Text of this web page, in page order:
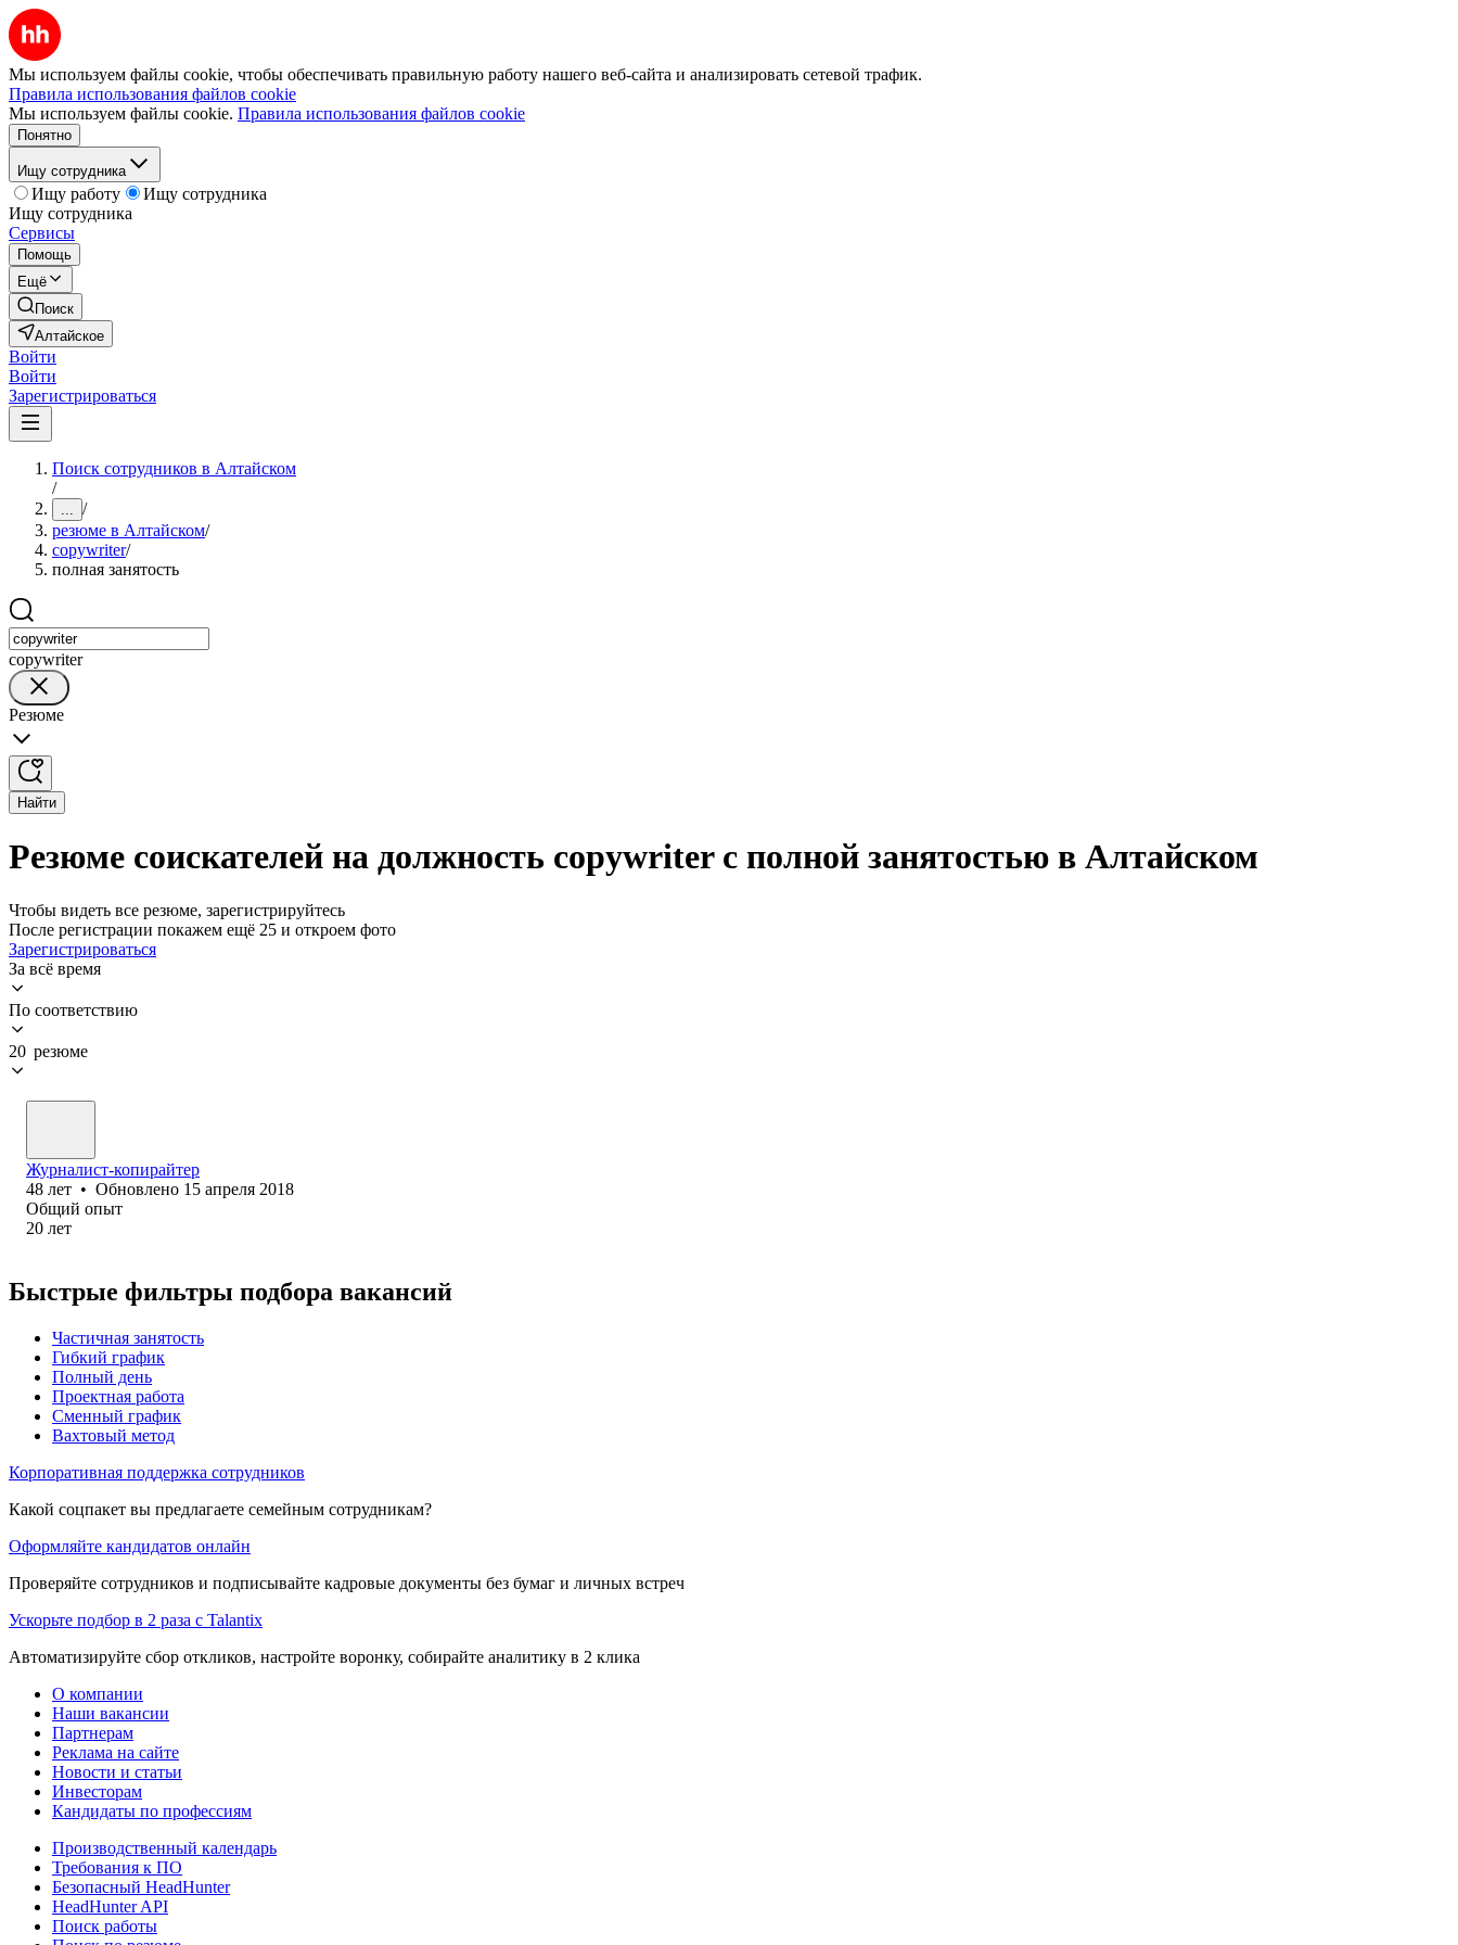
Мы используем файлы cookie, чтобы обеспечивать правильную работу нашего веб-сайта и анализировать сетевой трафик.
Правила использования файлов cookie
Мы используем файлы cookie. Правила использования файлов cookie
Понятно
Ищу сотрудника
Ищу работу
Ищу сотрудника
Ищу сотрудника
Сервисы
Помощь
Ещё
Поиск
Алтайское
Войти
Войти
Зарегистрироваться
Поиск сотрудников в Алтайском
/
... /
резюме в Алтайском/
copywriter/
полная занятость
copywriter
Резюме
Найти
Резюме соискателей на должность copywriter с полной занятостью в Алтайском
Чтобы видеть все резюме, зарегистрируйтесь
После регистрации покажем ещё 25 и откроем фото
Зарегистрироваться
За всё время
По соответствию
20 резюме
Журналист-копирайтер
48 лет • Обновлено 15 апреля 2018
Общий опыт
20 лет
Быстрые фильтры подбора вакансий
Частичная занятость
Гибкий график
Полный день
Проектная работа
Сменный график
Вахтовый метод
Корпоративная поддержка сотрудников
Какой соцпакет вы предлагаете семейным сотрудникам?
Оформляйте кандидатов онлайн
Проверяйте сотрудников и подписывайте кадровые документы без бумаг и личных встреч
Ускорьте подбор в 2 раза с Talantix
Автоматизируйте сбор откликов, настройте воронку, собирайте аналитику в 2 клика
О компании
Наши вакансии
Партнерам
Реклама на сайте
Новости и статьи
Инвесторам
Кандидаты по профессиям
Производственный календарь
Требования к ПО
Безопасный HeadHunter
HeadHunter API
Поиск работы